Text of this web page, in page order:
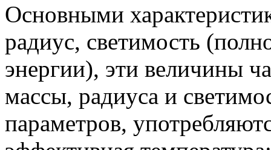
Основными
радиус, светимость
энергии), эти величины
массы, радиуса и
параметров,